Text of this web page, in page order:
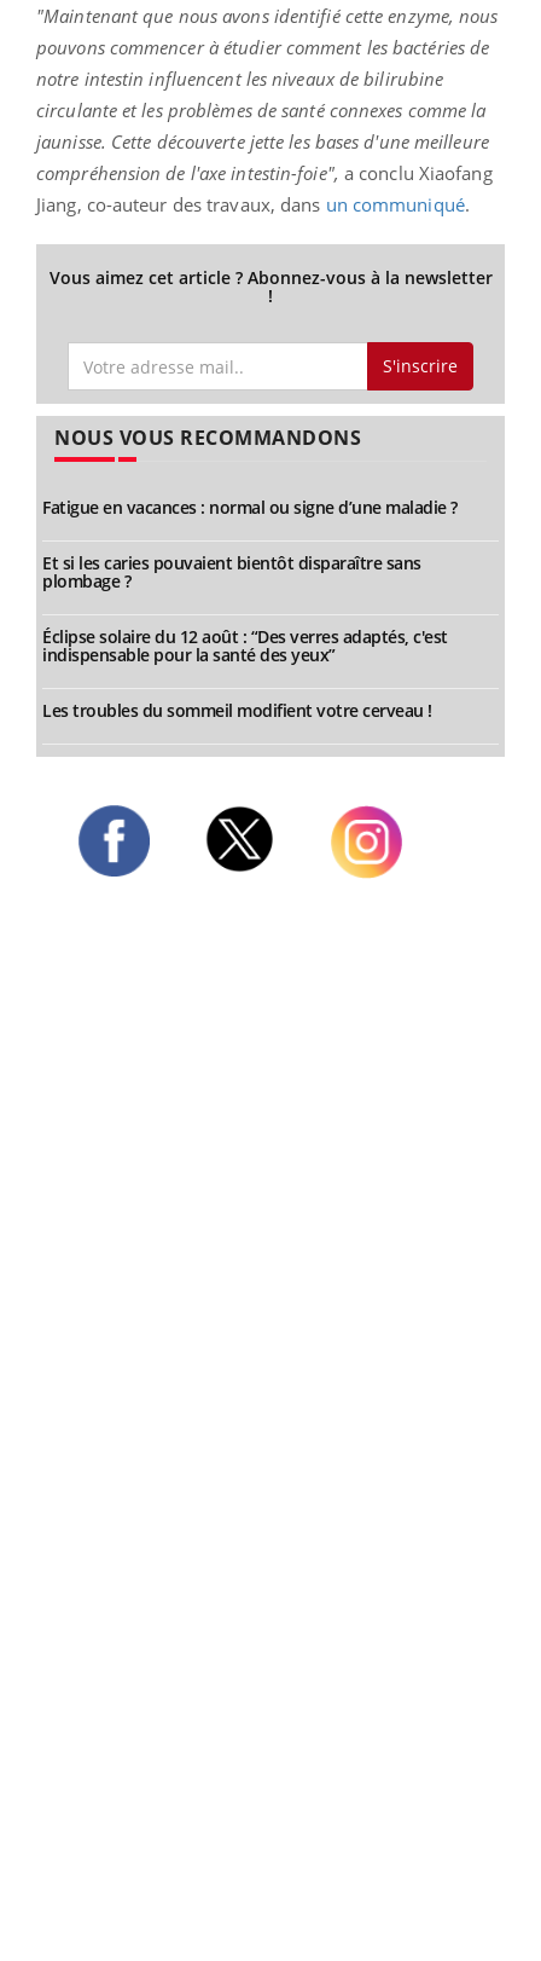
"Maintenant que nous avons identifié cette enzyme, nous
pouvons commencer à étudier comment les bactéries de
notre intestin influencent les niveaux de bilirubine
circulante et les problèmes de santé connexes comme la
jaunisse. Cette découverte jette les bases d'une meilleure
compréhension de l'axe intestin-foie", a conclu Xiaofang
Jiang, co-auteur des travaux, dans un communiqué.
Vous aimez cet article ? Abonnez-vous à la newsletter
!
S'inscrire
NOUS VOUS RECOMMANDONS
Fatigue en vacances : normal ou signe d’une maladie ?
Et si les caries pouvaient bientôt disparaître sans
plombage ?
Éclipse solaire du 12 août : “Des verres adaptés, c'est
indispensable pour la santé des yeux”
Les troubles du sommeil modifient votre cerveau !